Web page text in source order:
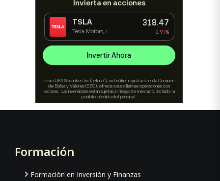
Footer
Formación
Formación en Inversión y Finanzas